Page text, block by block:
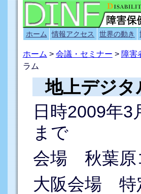
ホーム 情報アクセス 世界の動き
ホーム > 会議・セミナー > 障害
ラム
地上デジタ
日時2009年
まで
会場 秋葉原
大阪会場 特